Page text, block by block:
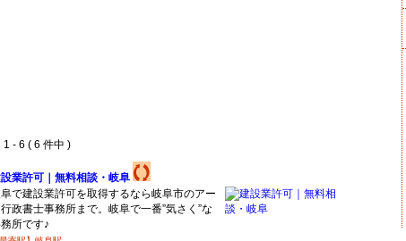
- 6 ( 6 件中 )
業許可｜無料相談・岐阜
で建設業許可を取得するなら岐阜市のアー
政書士事務所まで。岐阜で一番”気さく”な
所です♪